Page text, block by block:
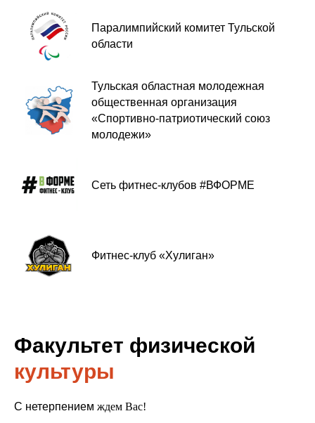
Паралимпийский комитет Тульской
области
Тульская областная молодежная
общественная организация
«Спортивно-патриотический союз
молодежи»
Сеть фитнес-клубов #ВФОРМЕ
Фитнес-клуб «Хулиган»
Факультет физической
культуры
С нетерпением ждем Вас!